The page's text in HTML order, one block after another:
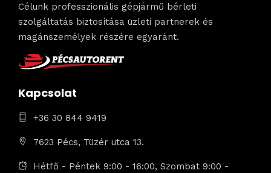
Célunk professzionális gépjármű bérleti
szolgáltatás biztosítása üzleti partnerek és
magánszemélyek részére egyaránt.
Kapcsolat
+36 30 844 9419
7623 Pécs, Tüzér utca 13.
Hétfő - Péntek 9:00 - 16:00, Szombat 9:00 -